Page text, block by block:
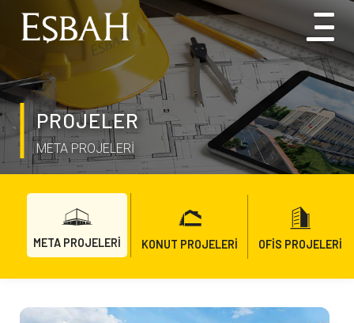
PROJELER
META PROJELERİ
META PROJELERİ KONUT PROJELERİ OFİS PROJELERİ